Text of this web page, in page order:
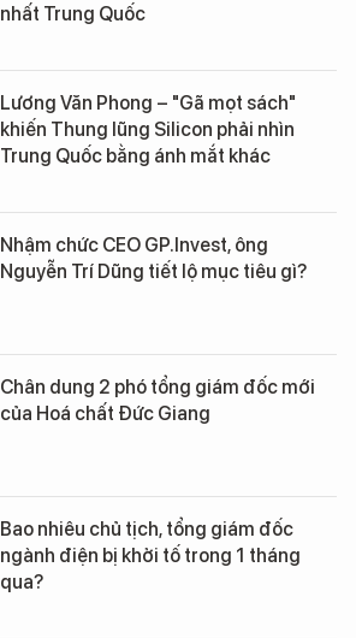
nhất Trung Quốc
Lương Văn Phong – "Gã mọt sách"
khiến Thung lũng Silicon phải nhìn
Trung Quốc bằng ánh mắt khác
Nhậm chức CEO GP.Invest, ông
Nguyễn Trí Dũng tiết lộ mục tiêu gì?
Chân dung 2 phó tổng giám đốc mới
của Hoá chất Đức Giang
Bao nhiêu chủ tịch, tổng giám đốc
ngành điện bị khởi tố trong 1 tháng
qua?